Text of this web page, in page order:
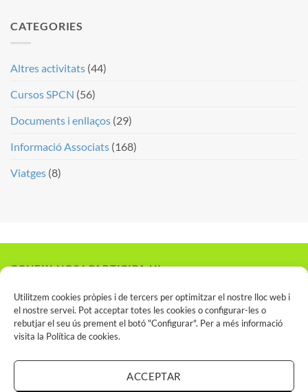
Utilitzem cookies pròpies i de tercers per optimitzar el nostre lloc web i
el nostre servei. Pot acceptar totes les cookies o configurar-les o
rebutjar el seu ús prement el botó "Configurar". Per a més informació
visita la Política de cookies.
ACCEPTAR
CATEGORIES
Altres activitats (44)
Cursos SPCN (56)
Documents i enllaços (29)
Informació Associats (168)
Viatges (8)
CONEIX-NOS I PARTICIPA-HI
Vols associar-te?
INSCRIU-TE AL SPCN